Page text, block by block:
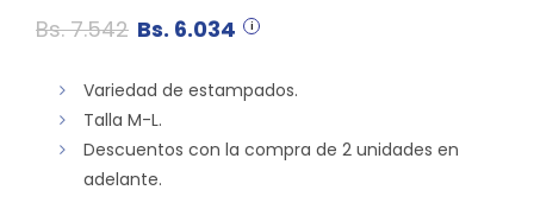
Bs.7.542 El
precio
original
era:
Bs. 6.034 El
precio
Variedad de estampados.
Talla M-L.
Descuentos con la compra de 2 unidades en
adelante.